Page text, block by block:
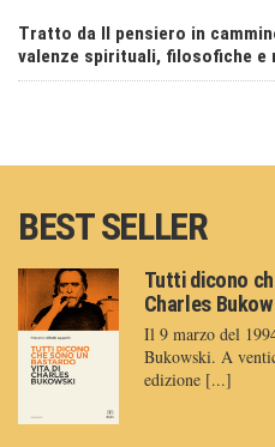
Tratto da Il pensiero in
valenze spirituali, filosofiche e
BEST SELLER
Tutti dicono
Charles
Il 9 marzo del
Bukowski. A
edizione [...]